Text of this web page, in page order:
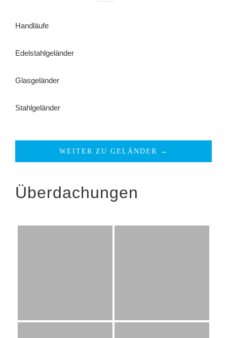
Handläufe
Edelstahlgeländer
Glasgeländer
Stahlgeländer
WEITER ZU GELÄNDER →
Überdachungen